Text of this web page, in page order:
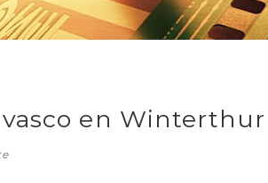
en Winterthur